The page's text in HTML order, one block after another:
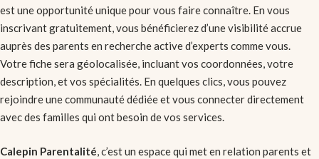
est une opportunité unique pour vous faire connaître. En vous
inscrivant gratuitement, vous bénéficierez d’une visibilité accrue
auprès des parents en recherche active d’experts comme vous.
Votre fiche sera géolocalisée, incluant vos coordonnées, votre
description, et vos spécialités. En quelques clics, vous pouvez
rejoindre une communauté dédiée et vous connecter directement
avec des familles qui ont besoin de vos services.
Calepin Parentalité, c’est un espace qui met en relation parents et